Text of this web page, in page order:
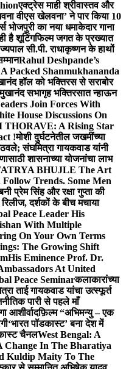
एक्ट्रेस माही श्रीवास्तव और
वीएस खेलवना’ ने पार किया 10
भोजपुरी का नया धमाकेदार गाना
है शूटिंगफिल्म जगत के प्रख्यात
सी.पी. राधाकृष्णन के हाथों
Rahul Deshpande’s
Packed Shanmukhananda
हॉल को भक्तिरस से सराबोर
सभागृह भक्तिरसात न्हाऊन
Join Forces With
House Discussions On
A Rising Star
!मोशी दुर्घटनेतील जखमींच्या
संघमित्रा गायकवाड यांनी
शासनाच्या योजनांचा लाभ
BHUJLE The Art
Trends. Some Men
प्रेम सिंह और रक्षा गुप्ता की
दर्शकों के बीच मचाया
Peace Leader His
With Multiple
On Your Own Terms
The Growing Shift
His Eminence Prof. Dr.
At United
Peace Seminarकलाकारांच्या
ताई गायकवाड यांचा उत्स्फूर्त
पारी से पहले माँ
आशीर्वादफ़िल्म “अभिमन्यु – एक
‘भारत पॉडकास्ट’ बना देश में
चैनलWest Bengal: A
Change In The Bharatiya
Kuldip Maity To The